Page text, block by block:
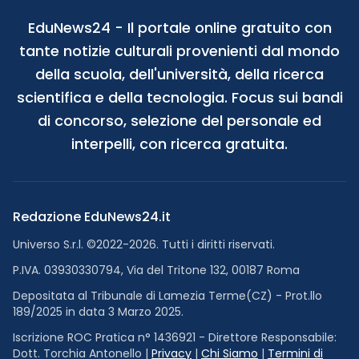
EduNews24 - Il portale online gratuito con
tante notizie culturali provenienti dal mondo
della scuola, dell'università, della ricerca
scientifica e della tecnologia. Focus sui bandi
di concorso, selezione del personale ed
interpelli, con ricerca gratuita.
Redazione EduNews24.it
Universo S.r.l. ©2022-2026. Tutti i diritti riservati.
P.IVA. 03930330794, Via del Tritone 132, 00187 Roma
Depositata al Tribunale di Lamezia Terme(CZ) - Prot.llo
189/2025 in data 3 Marzo 2025.
Iscrizione ROC Pratica n° 1436921 - Direttore Responsabile:
Dott. Torchia Antonello | Privacy | Chi Siamo | Termini di